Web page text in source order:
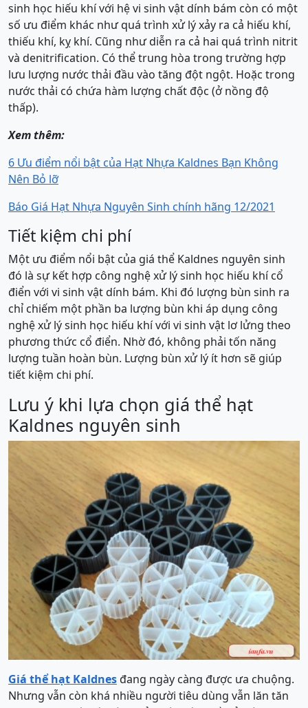
sinh học hiếu khí với hệ vi sinh vật dính bám còn có một
số ưu điểm khác như quá trình xử lý xảy ra cả hiếu khí,
thiếu khí, kỵ khí. Cũng như diễn ra cả hai quá trình nitrit
và denitrification. Có thể trung hòa trong trường hợp
lưu lượng nước thải đầu vào tăng đột ngột. Hoặc trong
nước thải có chứa hàm lượng chất độc (ở nồng độ
thấp).
Xem thêm:
6 Ưu điểm nổi bật của Hạt Nhựa Kaldnes Bạn Không
Nên Bỏ lỡ
Báo Giá Hạt Nhựa Nguyên Sinh chính hãng 12/2021
Tiết kiệm chi phí
Một ưu điểm nổi bật của giá thể Kaldnes nguyên sinh
đó là sự kết hợp công nghệ xử lý sinh học hiếu khí cổ
điển với vi sinh vật dính bám. Khi đó lượng bùn sinh ra
chỉ chiếm một phần ba lượng bùn khi áp dụng công
nghệ xử lý sinh học hiếu khí với vi sinh vật lơ lửng theo
phương thức cổ điển. Nhờ đó, không phải tốn năng
lượng tuần hoàn bùn. Lượng bùn xử lý ít hơn sẽ giúp
tiết kiệm chi phí.
Lưu ý khi lựa chọn giá thể hạt
Kaldnes nguyên sinh
Giá thể hạt Kaldnesđang ngày càng được ưa chuộng.
Nhưng vẫn còn khá nhiều người tiêu dùng vẫn lăn tăn